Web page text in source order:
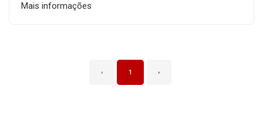
Mais informações
‹ 1 ›